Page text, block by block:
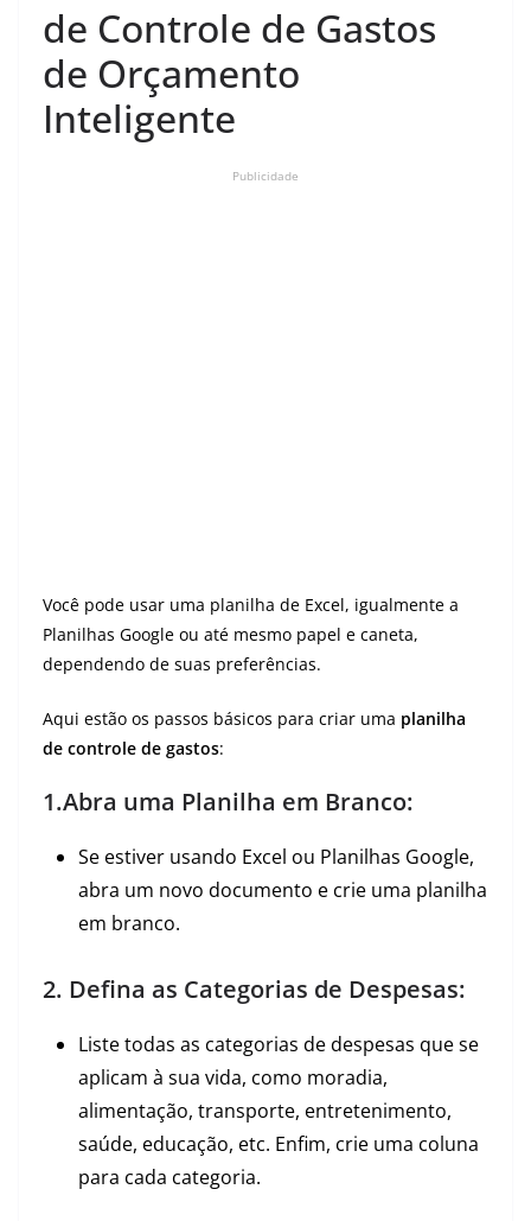
de Controle de Gastos
de Orçamento
Inteligente
Publicidade
Você pode usar uma planilha de Excel, igualmente a
Planilhas Google ou até mesmo papel e caneta,
dependendo de suas preferências.
Aqui estão os passos básicos para criar uma planilha
de controle de gastos:
1.Abra uma Planilha em Branco:
Se estiver usando Excel ou Planilhas Google,
abra um novo documento e crie uma planilha
em branco.
2. Defina as Categorias de Despesas:
Liste todas as categorias de despesas que se
aplicam à sua vida, como moradia,
alimentação, transporte, entretenimento,
saúde, educação, etc. Enfim, crie uma coluna
para cada categoria.